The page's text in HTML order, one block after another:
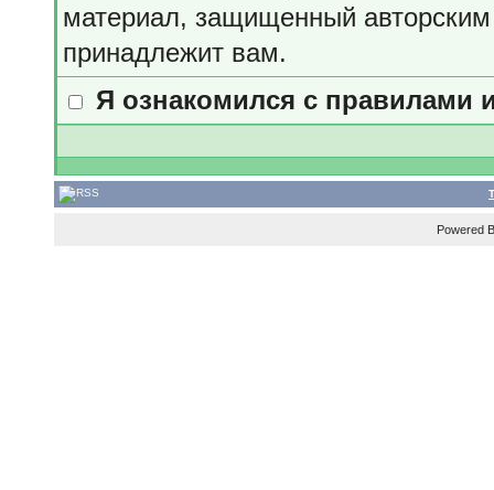
материал, защищенный
принадлежит вам.
Я ознакомился с правилами
Powered